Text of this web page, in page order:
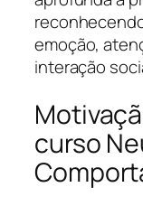
emoção,
interação
curso